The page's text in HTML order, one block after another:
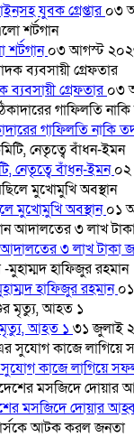
যুবক গ্রেপ্তার০৩
০৩ আগস্ট
ব্যবসায়ী গ্রেফতার০৩
গাফিলতি নাকি
নেতৃত্বে বাঁধন-ইমন
মুখোমুখি অবস্থান০১
আদালতের ৩ লাখ টাকা
হাফিজুর রহমান
মৃত্যু, আহত ১ ৩১ জুলাই
কাজে লাগিয়ে
মসজিদে দোয়ার